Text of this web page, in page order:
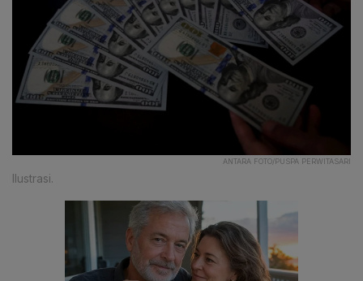
ANTARA FOTO/PUSPA PERWITASARI
Ilustrasi.